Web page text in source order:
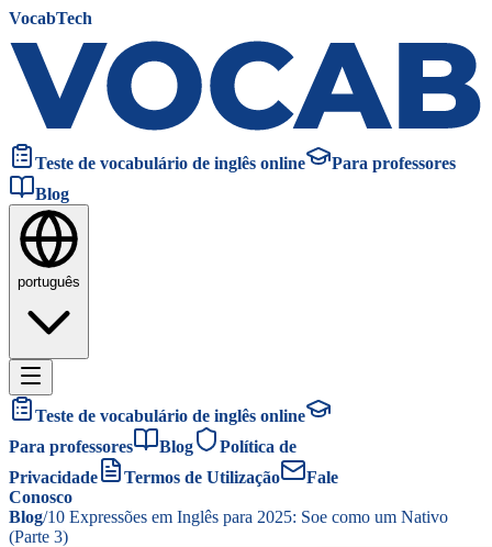
VocabTech
Teste de vocabulário de inglês online
Para professores
Blog
português
Teste de vocabulário de inglês online
Para professores
Blog
Política de
Privacidade
Termos de Utilização
Fale
Conosco
Blog/10 Expressões em Inglês para 2025: Soe como um Nativo
(Parte 3)